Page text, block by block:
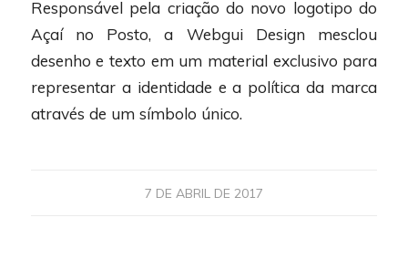
Responsável pela criação do novo logotipo do
Açaí no Posto, a Webgui Design mesclou
desenho e texto em um material exclusivo para
representar a identidade e a política da marca
através de um símbolo único.
7 DE ABRIL DE 2017